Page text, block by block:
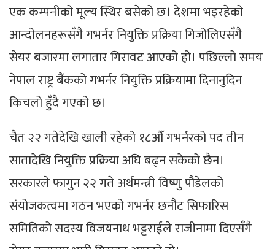
एक कम्पनीको मूल्य स्थिर बसेको छ। देशमा भइरहेको
आन्दोलनहरूसँगै गभर्नर नियुक्ति प्रक्रिया गिजोलिएसँगै
सेयर बजारमा लगातार गिरावट आएको हो। पछिल्लो समय
नेपाल राष्ट्र बैंकको गभर्नर नियुक्ति प्रक्रियामा दिनानुदिन
किचलो हुँदै गएको छ।
चैत २२ गतेदेखि खाली रहेको १८औँ गभर्नरको पद तीन
सातादेखि नियुक्ति प्रक्रिया अघि बढ्न सकेको छैन।
सरकारले फागुन २२ गते अर्थमन्त्री विष्णु पौडेलको
संयोजकत्वमा गठन भएको गभर्नर छनौट सिफारिस
समितिको सदस्य विजयनाथ भट्टराईले राजीनामा दिएसँगै